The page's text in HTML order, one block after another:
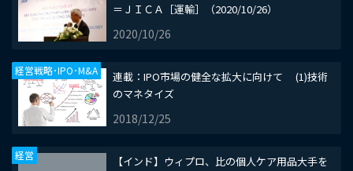
＝ＪＩＣＡ［運輸］（2020/10/26）
2020/10/26
​連載：IPO市場の健全な拡大に向けて (1)技術
のマネタイズ
2018/12/25
経営戦略･IPO･M&A
【インド】ウィプロ、比の個人ケア用品大手を
経営